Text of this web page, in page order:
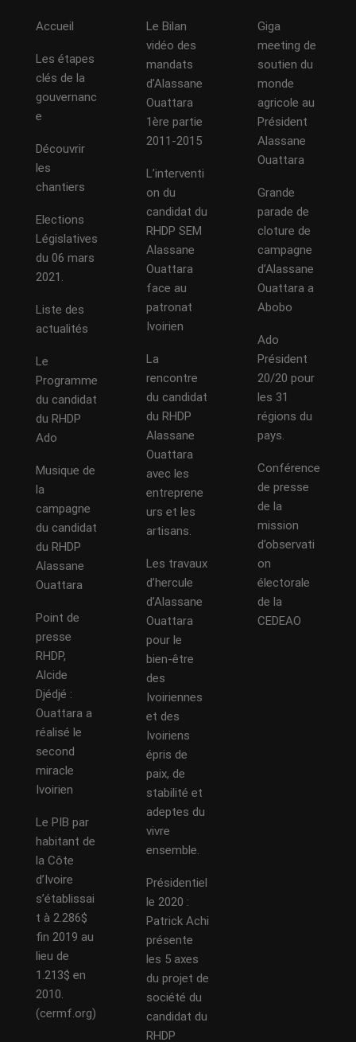
Accueil
Les étapes
clés de la
gouvernanc
e
Découvrir
les
chantiers
Elections
Législatives
du 06 mars
2021.
Liste des
actualités
Le
Programme
du candidat
du RHDP
Ado
Musique de
la
campagne
du candidat
du RHDP
Alassane
Ouattara
Point de
presse
RHDP,
Alcide
Djédjé :
Ouattara a
réalisé le
second
miracle
Ivoirien
Le PIB par
habitant de
la Côte
d’Ivoire
s’établissai
t à 2.286$
fin 2019 au
lieu de
1.213$ en
2010.
(cermf.org)
Le Bilan
vidéo des
mandats
d’Alassane
Ouattara
1ère partie
2011-2015
L’interventi
on du
candidat du
RHDP SEM
Alassane
Ouattara
face au
patronat
Ivoirien
La
rencontre
du candidat
du RHDP
Alassane
Ouattara
avec les
entreprene
urs et les
artisans.
Les travaux
d’hercule
d’Alassane
Ouattara
pour le
bien-être
des
Ivoiriennes
et des
Ivoiriens
épris de
paix, de
stabilité et
adeptes du
vivre
ensemble.
Présidentiel
le 2020 :
Patrick Achi
présente
les 5 axes
du projet de
société du
candidat du
RHDP
Giga
meeting de
soutien du
monde
agricole au
Président
Alassane
Ouattara
Grande
parade de
cloture de
campagne
d’Alassane
Ouattara a
Abobo
Ado
Président
20/20 pour
les 31
régions du
pays.
Conférence
de presse
de la
mission
d’observati
on
électorale
de la
CEDEAO